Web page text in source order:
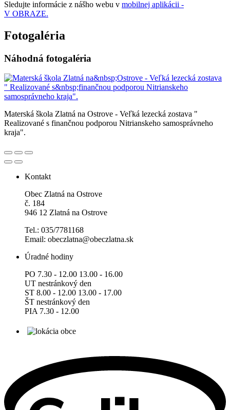
Sledujte informácie z nášho webu v mobilnej aplikácii -
V OBRAZE.
Fotogaléria
Náhodná fotogaléria
Materská škola Zlatná na Ostrove - Veľká lezecká zostava "
Realizované s finančnou podporou Nitrianskeho samosprávneho
kraja".
Kontakt
Obec Zlatná na Ostrove
č. 184
946 12 Zlatná na Ostrove
Tel.: 035/7781168
Email: obeczlatna@obeczlatna.sk
Úradné hodiny
PO 7.30 - 12.00 13.00 - 16.00
UT nestránkový den
ST 8.00 - 12.00 13.00 - 17.00
ŠT nestránkový den
PIA 7.30 - 12.00